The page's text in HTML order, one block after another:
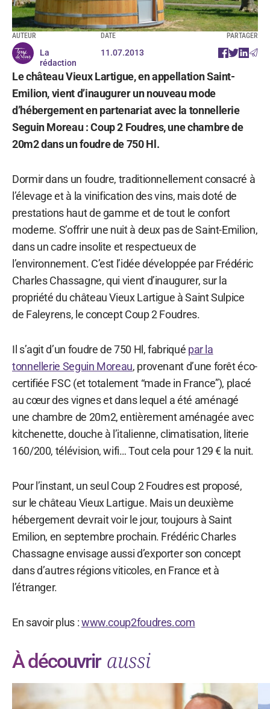
AUTEUR
La
rédaction
DATE
11.07.2013
PARTAGER
Le château Vieux Lartigue, en appellation Saint-
Emilion, vient d’inaugurer un nouveau mode
d’hébergement en partenariat avec la tonnellerie
Seguin Moreau : Coup 2 Foudres, une chambre de
20m2 dans un foudre de 750 Hl.
Dormir dans un foudre, traditionnellement consacré à
l’élevage et à la vinification des vins, mais doté de
prestations haut de gamme et de tout le confort
moderne. S’offrir une nuit à deux pas de Saint-Emilion,
dans un cadre insolite et respectueux de
l’environnement. C’est l’idée développée par Frédéric
Charles Chassagne, qui vient d’inaugurer, sur la
propriété du château Vieux Lartigue à Saint Sulpice
de Faleyrens, le concept Coup 2 Foudres.
Il s’agit d’un foudre de 750 Hl, fabriqué par la
tonnellerie Seguin Moreau, provenant d’une forêt éco-
certifiée FSC (et totalement “made in France”), placé
au cœur des vignes et dans lequel a été aménagé
une chambre de 20m2, entièrement aménagée avec
kitchenette, douche à l’italienne, climatisation, literie
160/200, télévision, wifi… Tout cela pour 129 € la nuit.
Pour l’instant, un seul Coup 2 Foudres est proposé,
sur le château Vieux Lartigue. Mais un deuxième
hébergement devrait voir le jour, toujours à Saint
Emilion, en septembre prochain. Frédéric Charles
Chassagne envisage aussi d’exporter son concept
dans d’autres régions viticoles, en France et à
l’étranger.
En savoir plus :www.coup2foudres.com
À découvrir aussi